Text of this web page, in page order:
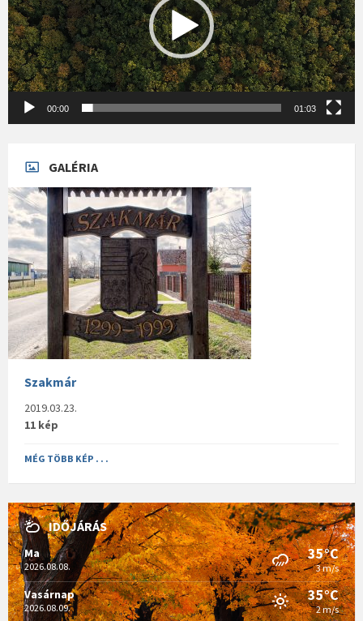
00:00 01:03
GALÉRIA
Szakmár
2019.03.23.
11 kép
MÉG TÖBB KÉP . . .
IDŐJÁRÁS
Ma
2026.08.08.
35°C
3 m/s
Vasárnap
2026.08.09.
35°C
2 m/s